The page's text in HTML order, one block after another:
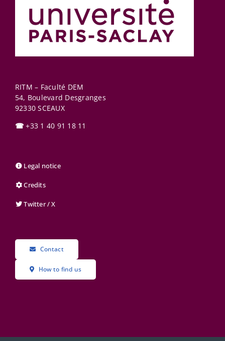
RITM – Faculté DEM
54, Boulevard Desgranges
92330 SCEAUX
☎ +33 1 40 91 18 11
Legal notice
Credits
Twitter / X
Contact
How to find us